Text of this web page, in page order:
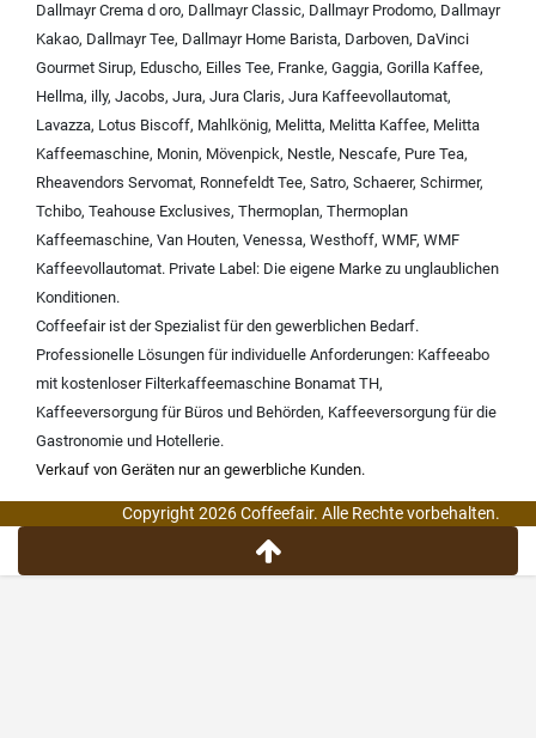
Dallmayr Crema d oro, Dallmayr Classic, Dallmayr Prodomo, Dallmayr
Kakao, Dallmayr Tee, Dallmayr Home Barista, Darboven, DaVinci
Gourmet Sirup, Eduscho, Eilles Tee, Franke, Gaggia, Gorilla Kaffee,
Hellma, illy, Jacobs, Jura, Jura Claris, Jura Kaffeevollautomat,
Lavazza, Lotus Biscoff, Mahlkönig, Melitta, Melitta Kaffee, Melitta
Kaffeemaschine, Monin, Mövenpick, Nestle, Nescafe, Pure Tea,
Rheavendors Servomat, Ronnefeldt Tee, Satro, Schaerer, Schirmer,
Tchibo, Teahouse Exclusives, Thermoplan, Thermoplan
Kaffeemaschine, Van Houten, Venessa, Westhoff, WMF, WMF
Kaffeevollautomat. Private Label: Die eigene Marke zu unglaublichen
Konditionen.
Coffeefair ist der Spezialist für den gewerblichen Bedarf.
Professionelle Lösungen für individuelle Anforderungen: Kaffeeabo
mit kostenloser Filterkaffeemaschine Bonamat TH,
Kaffeeversorgung für Büros und Behörden, Kaffeeversorgung für die
Gastronomie und Hotellerie.
Verkauf von Geräten nur an gewerbliche Kunden.
Copyright 2026 Coffeefair. Alle Rechte vorbehalten.